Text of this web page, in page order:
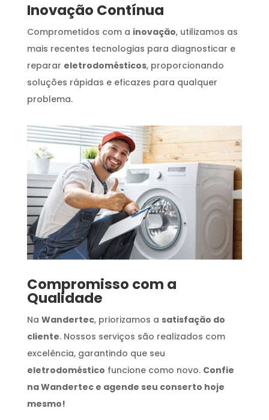
Inovação Contínua
Comprometidos com a inovação, utilizamos as
mais recentes tecnologias para diagnosticar e
reparar eletrodomésticos, proporcionando
soluções rápidas e eficazes para qualquer
problema.
Compromisso com a
Qualidade
Na Wandertec, priorizamos a satisfação do
cliente. Nossos serviços são realizados com
excelência, garantindo que seu
eletrodoméstico funcione como novo. Confie
na Wandertec e agende seu conserto hoje
mesmo!